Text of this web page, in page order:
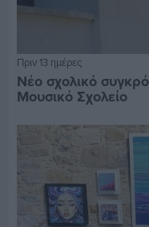
Πριν 13 ημέρες
Νέο σχολικό
Μουσικό Σχολείο